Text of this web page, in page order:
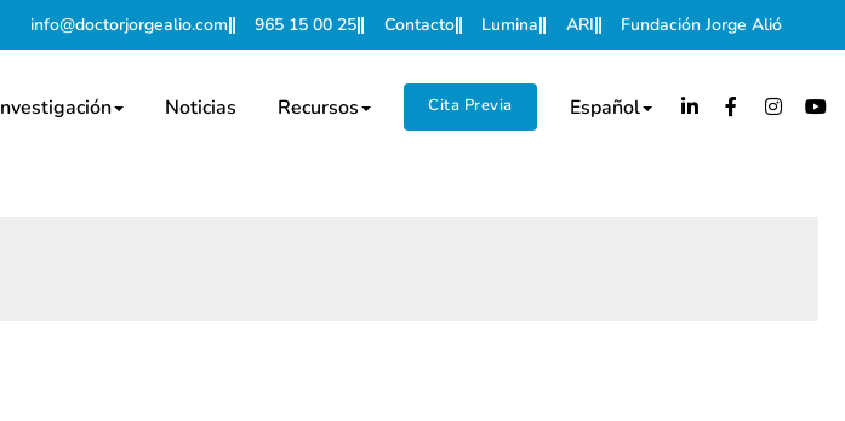
info@doctorjorgealio.com 965 15 00 25 Contacto Lumina ARI Fundación Jorge Alió
Noticias Recursos Cita Previa Español